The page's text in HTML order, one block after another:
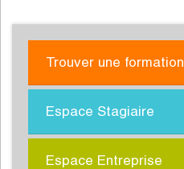
Trouver une formation
Espace Stagiaire
Espace Entreprise